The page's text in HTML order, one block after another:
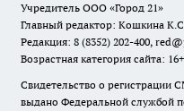
Учредитель ООО «Город 21»
Главный редактор: Кошкина
Редакция: 8 (8352) 202-400,
Возрастная категория сайта: 16+
Свидетельство о регистрации
выдано Федеральной службой